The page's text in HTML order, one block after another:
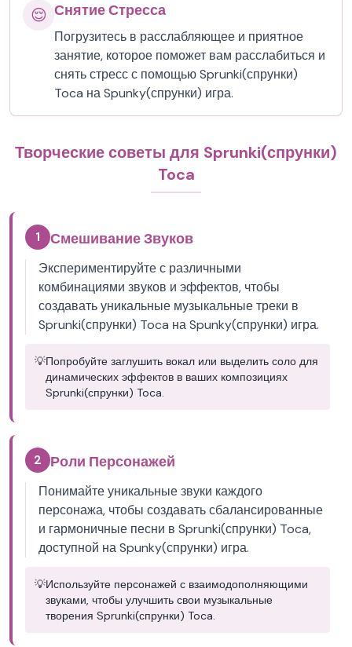
😌 Снятие Стресса
Погрузитесь в расслабляющее и приятное
занятие, которое поможет вам расслабиться и
снять стресс с помощью Sprunki(спрунки)
Toca на Spunky(спрунки) игра.
Творческие советы для Sprunki(спрунки)
Toca
1 Смешивание Звуков
Экспериментируйте с различными
комбинациями звуков и эффектов, чтобы
создавать уникальные музыкальные треки в
Sprunki(спрунки) Toca на Spunky(спрунки) игра.
💡Попробуйте заглушить вокал или выделить соло для
динамических эффектов в ваших композициях
Sprunki(спрунки) Toca.
2 Роли Персонажей
Понимайте уникальные звуки каждого
персонажа, чтобы создавать сбалансированные
и гармоничные песни в Sprunki(спрунки) Toca,
доступной на Spunky(спрунки) игра.
💡Используйте персонажей с взаимодополняющими
звуками, чтобы улучшить свои музыкальные
творения Sprunki(спрунки) Toca.